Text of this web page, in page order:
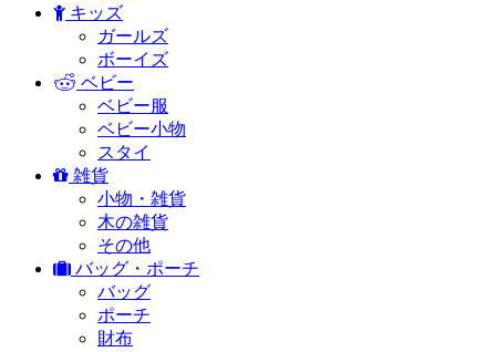
キッズ
ガールズ
ボーイズ
ベビー
ベビー服
ベビー小物
スタイ
雑貨
小物・雑貨
木の雑貨
その他
バッグ・ポーチ
バッグ
ポーチ
財布